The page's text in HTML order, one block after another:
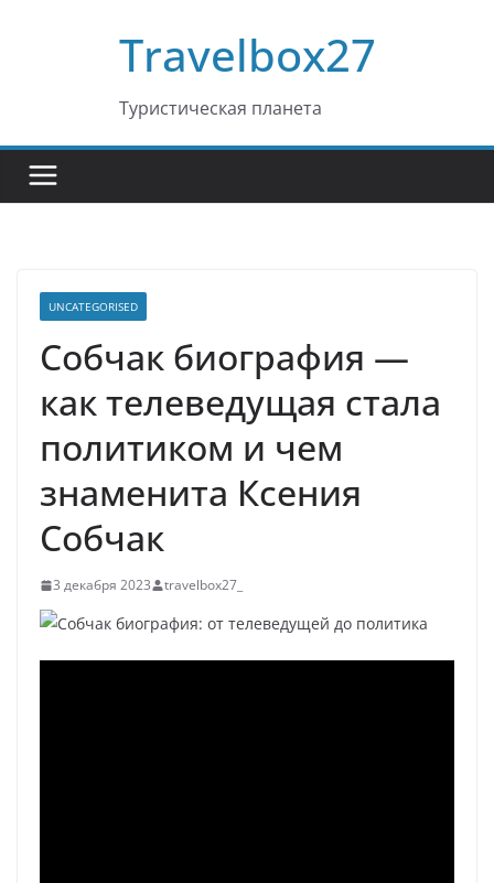
Travelbox27
Туристическая планета
UNCATEGORISED
Собчак биография —
как телеведущая стала
политиком и чем
знаменита Ксения
Собчак
3 декабря 2023 travelbox27_